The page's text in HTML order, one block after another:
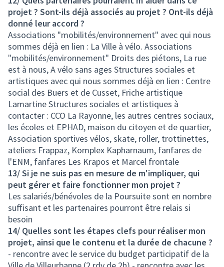
projet ? Sont-ils déjà associés au projet ? Ont-ils déjà
donné leur accord ?
Associations "mobilités/environnement" avec qui nous
sommes déjà en lien : La Ville à vélo. Associations
"mobilités/environnement" Droits des piétons, La rue
est à nous, A vélo sans ages Structures sociales et
artistiques avec qui nous sommes déjà en lien : Centre
social des Buers et de Cusset, Friche artistique
Lamartine Structures sociales et artistiques à
contacter : CCO La Rayonne, les autres centres sociaux,
les écoles et EPHAD, maison du citoyen et de quartier,
Association sportives vélos, skate, roller, trottinettes,
ateliers Frappaz, Komplex Kapharnaum, fanfares de
l'ENM, fanfares Les Krapos et Marcel frontale
13/ Si je ne suis pas en mesure de m'impliquer, qui
peut gérer et faire fonctionner mon projet ?
Les salariés/bénévoles de la Poursuite sont en nombre
suffisant et les partenaires pourront être relais si
besoin
14/ Quelles sont les étapes clefs pour réaliser mon
projet, ainsi que le contenu et la durée de chacune ?
- rencontre avec le service du budget participatif de la